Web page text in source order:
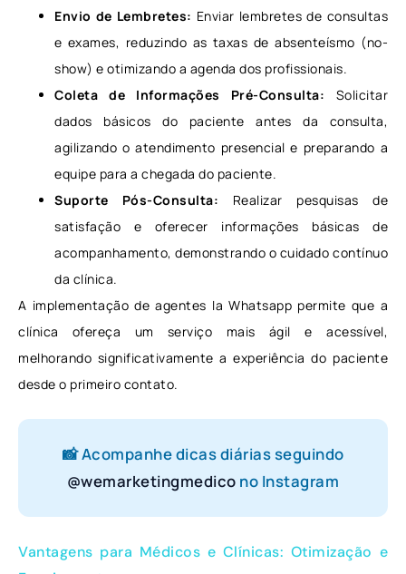
Envio de Lembretes: Enviar lembretes de consultas
e exames, reduzindo as taxas de absenteísmo (no-
show) e otimizando a agenda dos profissionais.
Coleta de Informações Pré-Consulta: Solicitar
dados básicos do paciente antes da consulta,
agilizando o atendimento presencial e preparando a
equipe para a chegada do paciente.
Suporte Pós-Consulta: Realizar pesquisas de
satisfação e oferecer informações básicas de
acompanhamento, demonstrando o cuidado contínuo
da clínica.
A implementação de agentes Ia Whatsapp permite que a
clínica ofereça um serviço mais ágil e acessível,
melhorando significativamente a experiência do paciente
desde o primeiro contato.
📸 Acompanhe dicas diárias seguindo
@wemarketingmedico no Instagram
Vantagens para Médicos e Clínicas: Otimização e